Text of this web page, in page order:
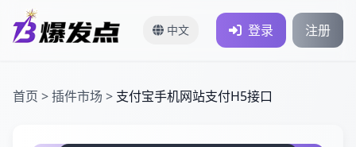
中文 登录 注册
首页 >插件市场 > 支付宝手机网站支付H5接口